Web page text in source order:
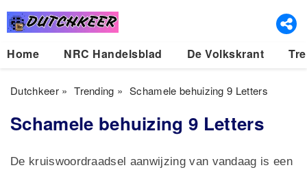
Home NRC Handelsblad De Volkskrant
Dutchkeer» Trending » Schamele behuizing 9 Letters
Schamele behuizing 9 Letters
De kruiswoordraadsel aanwijzing van vandaag is een